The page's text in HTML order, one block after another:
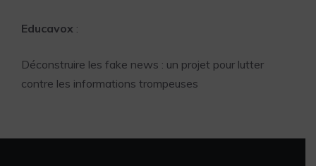
Educavox :
Déconstruire les fake news : un projet pour lutter
contre les informations trompeuses